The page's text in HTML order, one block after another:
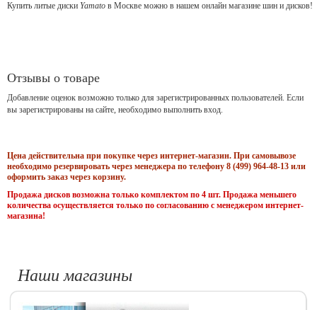
Купить литые диски Yamato в Москве можно в нашем онлайн магазине шин и дисков!
Отзывы о товаре
Добавление оценок возможно только для зарегистрированных пользователей. Если
вы зарегистрированы на сайте, необходимо выполнить вход.
Цена действительна при покупке через интернет-магазин. При самовывозе
необходимо резервировать через менеджера по телефону 8 (499) 964-48-13 или
оформить заказ через корзину.
Продажа дисков возможна только комплектом по 4 шт. Продажа меньшего
количества осуществляется только по согласованию с менеджером интернет-
магазина!
Наши магазины